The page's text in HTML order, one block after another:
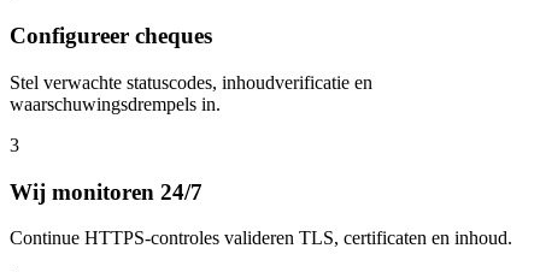
Configureer cheques
Stel verwachte statuscodes, inhoudverificatie en
waarschuwingsdrempels in.
3
Wij monitoren 24/7
Continue HTTPS-controles valideren TLS, certificaten en inhoud.